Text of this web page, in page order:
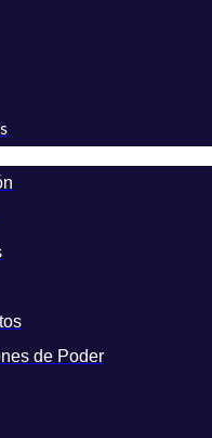
de Poder